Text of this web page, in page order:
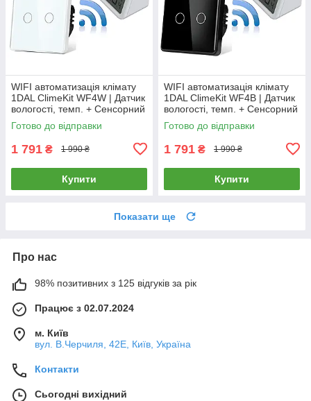
WIFI автоматизація клімату
1DAL ClimeKit WF4W | Датчик
вологості, темп. + Сенсорний
вимикач (2кл.) Білий
Готово до відправки
1 791 ₴ 1 990 ₴
Купити
WIFI автоматизація клімату
1DAL ClimeKit WF4B | Датчик
вологості, темп. + Сенсорний
вимикач (2кл.) Чорний
Готово до відправки
1 791 ₴ 1 990 ₴
Купити
Показати ще
Про нас
98% позитивних з 125 відгуків за рік
Працює з 02.07.2024
м. Київ
вул. В.Черчиля, 42Е, Київ, Україна
Контакти
Сьогодні вихідний